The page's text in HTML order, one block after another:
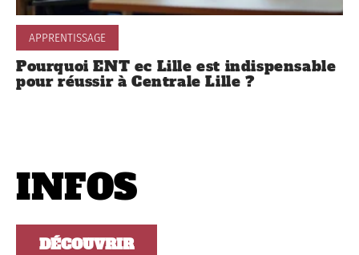
APPRENTISSAGE
Pourquoi ENT ec Lille est indispensable
pour réussir à Centrale Lille ?
INFOS
DÉCOUVRIR